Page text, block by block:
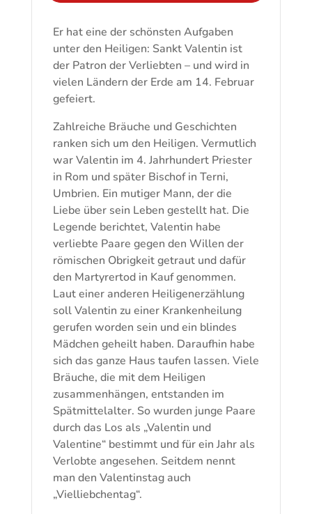
Er hat eine der schönsten Aufgaben
unter den Heiligen: Sankt Valentin ist
der Patron der Verliebten – und wird in
vielen Ländern der Erde am 14. Februar
gefeiert.
Zahlreiche Bräuche und Geschichten
ranken sich um den Heiligen. Vermutlich
war Valentin im 4. Jahrhundert Priester
in Rom und später Bischof in Terni,
Umbrien. Ein mutiger Mann, der die
Liebe über sein Leben gestellt hat. Die
Legende berichtet, Valentin habe
verliebte Paare gegen den Willen der
römischen Obrigkeit getraut und dafür
den Martyrertod in Kauf genommen.
Laut einer anderen Heiligenerzählung
soll Valentin zu einer Krankenheilung
gerufen worden sein und ein blindes
Mädchen geheilt haben. Daraufhin habe
sich das ganze Haus taufen lassen. Viele
Bräuche, die mit dem Heiligen
zusammenhängen, entstanden im
Spätmittelalter. So wurden junge Paare
durch das Los als „Valentin und
Valentine“ bestimmt und für ein Jahr als
Verlobte angesehen. Seitdem nennt
man den Valentinstag auch
„Vielliebchentag“.